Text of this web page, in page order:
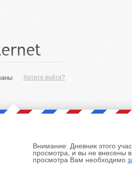
Хотите войти?
Внимание: Дневник этого
просмотра, и вы не внесены
просмотра Вам необходимо